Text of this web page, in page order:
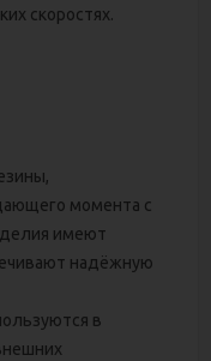
скоростях.
момента с
имеют
надёжную
в